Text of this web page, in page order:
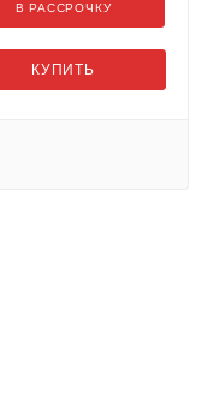
КУПИТЬ
В РАССРОЧКУ